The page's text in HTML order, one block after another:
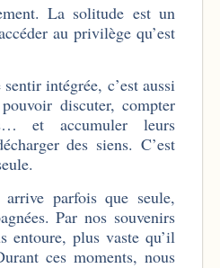
La solitude est un
au privilège qu’est
intégrée, c’est aussi
discuter, compter
et accumuler leurs
des siens. C’est
parfois que seule,
Par nos souvenirs
entoure, plus vaste qu’il
ces moments, nous